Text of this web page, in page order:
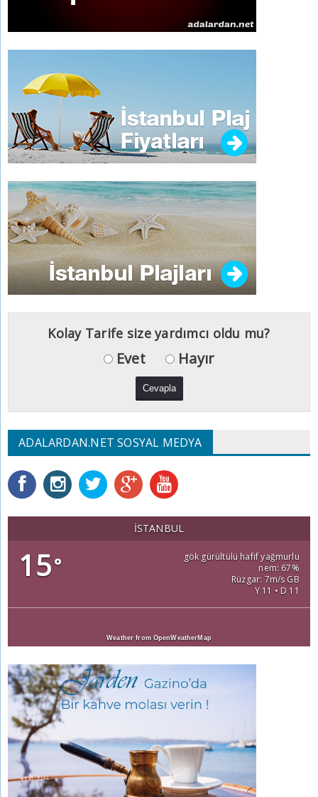
Kolay Tarife size yardımcı oldu mu?
Evet Hayır
ADALARDAN.NET SOSYAL MEDYA
İSTANBUL
15°
gök gürültülü hafif yağmurlu
nem: 67%
Rüzgar: 7m/s GB
Y 11 • D 11
Weather from OpenWeatherMap